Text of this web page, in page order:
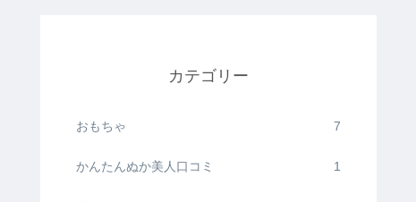
カテゴリー
おもちゃ 7
かんたんぬか美人口コミ 1